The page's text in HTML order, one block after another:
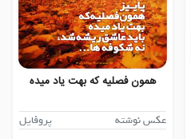
همون فصلیه که بهت یاد میده
عکس نوشته
پروفایل